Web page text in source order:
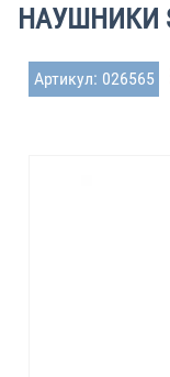
НАУШНИКИ
Артикул: 026565